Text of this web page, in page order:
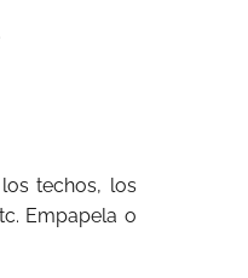
techos, los
Empapela o